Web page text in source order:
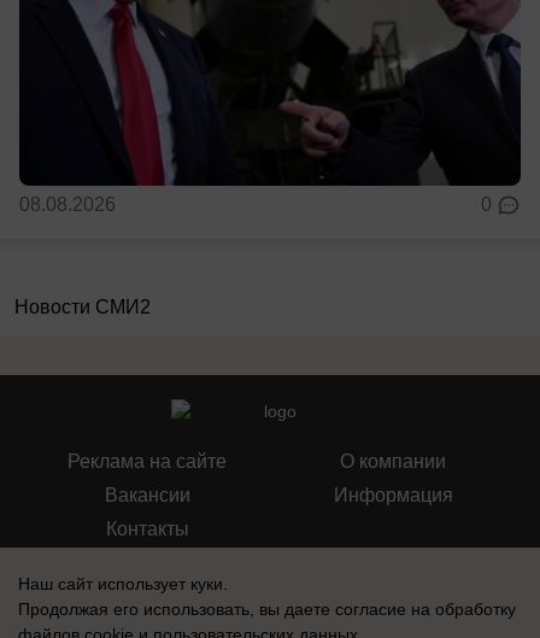
08.08.2026 0
Новости СМИ2
Реклама на сайте
Вакансии
Контакты
О компании
Информация
Наш сайт использует куки.
Продолжая его использовать, вы даете согласие на обработку